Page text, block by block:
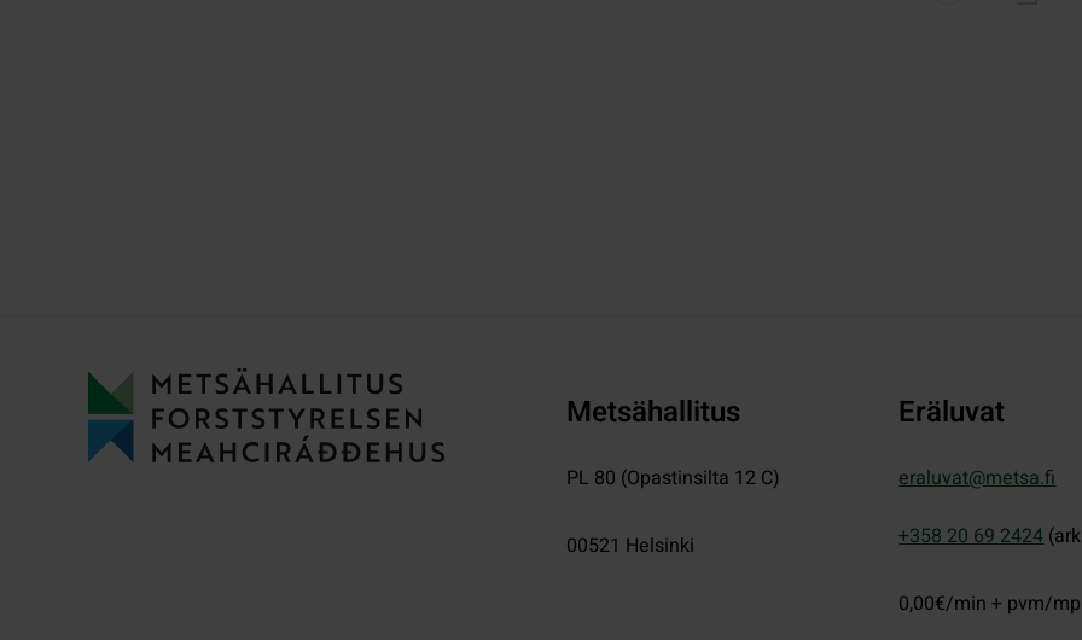
Metsähallitus
PL 80 (Opastinsilta 12 C)
00521 Helsinki
Eräluvat
eraluvat@metsa.fi
+358 20 69 2424
0,00€/min + pvm/